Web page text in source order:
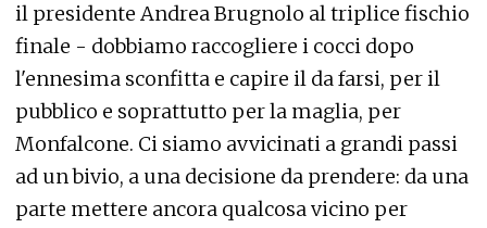
il presidente Andrea Brugnolo al triplice fischio
finale - dobbiamo raccogliere i cocci dopo
l'ennesima sconfitta e capire il da farsi, per il
pubblico e soprattutto per la maglia, per
Monfalcone. Ci siamo avvicinati a grandi passi
ad un bivio, a una decisione da prendere: da una
parte mettere ancora qualcosa vicino per